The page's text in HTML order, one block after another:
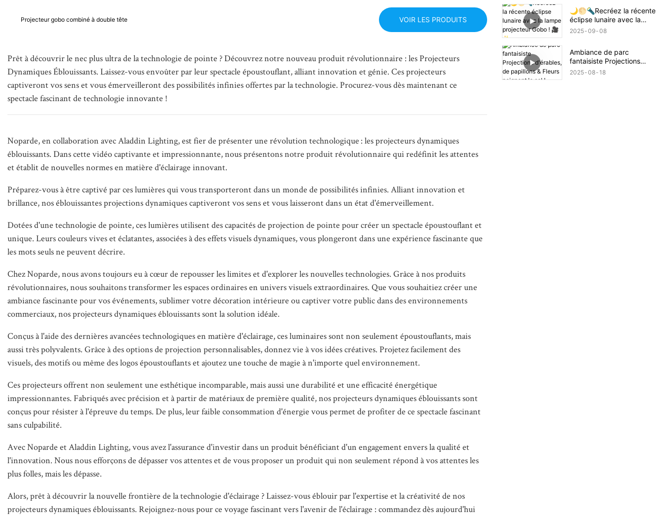
Projecteur gobo combiné à double tête VOIR LES PRODUITS
Prêt à découvrir le nec plus ultra de la technologie de pointe ? Découvrez notre nouveau produit révolutionnaire : les Projecteurs
Dynamiques Éblouissants. Laissez-vous envoûter par leur spectacle époustouflant, alliant innovation et génie. Ces projecteurs
captiveront vos sens et vous émerveilleront des possibilités infinies offertes par la technologie. Procurez-vous dès maintenant ce
spectacle fascinant de technologie innovante !
Noparde, en collaboration avec Aladdin Lighting, est fier de présenter une révolution technologique : les projecteurs dynamiques
éblouissants. Dans cette vidéo captivante et impressionnante, nous présentons notre produit révolutionnaire qui redéfinit les attentes
et établit de nouvelles normes en matière d'éclairage innovant.
Préparez-vous à être captivé par ces lumières qui vous transporteront dans un monde de possibilités infinies. Alliant innovation et
brillance, nos éblouissantes projections dynamiques captiveront vos sens et vous laisseront dans un état d'émerveillement.
Dotées d'une technologie de pointe, ces lumières utilisent des capacités de projection de pointe pour créer un spectacle époustouflant et
unique. Leurs couleurs vives et éclatantes, associées à des effets visuels dynamiques, vous plongeront dans une expérience fascinante que
les mots seuls ne peuvent décrire.
Chez Noparde, nous avons toujours eu à cœur de repousser les limites et d'explorer les nouvelles technologies. Grâce à nos produits
révolutionnaires, nous souhaitons transformer les espaces ordinaires en univers visuels extraordinaires. Que vous souhaitiez créer une
ambiance fascinante pour vos événements, sublimer votre décoration intérieure ou captiver votre public dans des environnements
commerciaux, nos projecteurs dynamiques éblouissants sont la solution idéale.
Conçus à l'aide des dernières avancées technologiques en matière d'éclairage, ces luminaires sont non seulement époustouflants, mais
aussi très polyvalents. Grâce à des options de projection personnalisables, donnez vie à vos idées créatives. Projetez facilement des
visuels, des motifs ou même des logos époustouflants et ajoutez une touche de magie à n'importe quel environnement.
Ces projecteurs offrent non seulement une esthétique incomparable, mais aussi une durabilité et une efficacité énergétique
impressionnantes. Fabriqués avec précision et à partir de matériaux de première qualité, nos projecteurs dynamiques éblouissants sont
conçus pour résister à l'épreuve du temps. De plus, leur faible consommation d'énergie vous permet de profiter de ce spectacle fascinant
sans culpabilité.
Avec Noparde et Aladdin Lighting, vous avez l'assurance d'investir dans un produit bénéficiant d'un engagement envers la qualité et
l'innovation. Nous nous efforçons de dépasser vos attentes et de vous proposer un produit qui non seulement répond à vos attentes les
plus folles, mais les dépasse.
Alors, prêt à découvrir la nouvelle frontière de la technologie d'éclairage ? Laissez-vous éblouir par l'expertise et la créativité de nos
projecteurs dynamiques éblouissants. Rejoignez-nous pour ce voyage fascinant vers l'avenir de l'éclairage : commandez dès aujourd'hui
🌙🌕🔦Recréez la récente
éclipse lunaire avec la
lampe projecteur Gobo !
2025 09 08
Ambiance de parc
fantaisiste Projections
d'érables, de papillons &
2025 08 18